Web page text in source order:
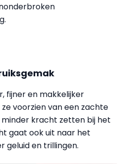
fijner en makkelijker
voorzien van een zachte
kracht zetten bij het
gaat ook uit naar het
geluid en trillingen.